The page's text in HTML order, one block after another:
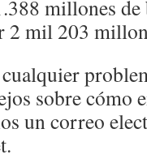
millones
2 mil 203
sobre cómo
un correo